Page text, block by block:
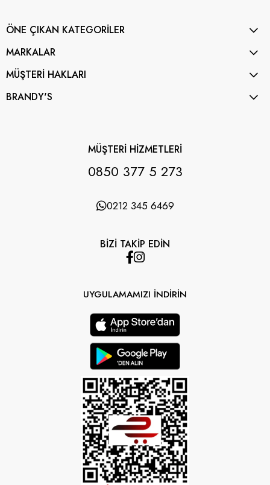
ÖNE ÇIKAN KATEGORİLER
MARKALAR
MÜŞTERİ HAKLARI
BRANDY'S
MÜŞTERİ HİZMETLERİ
0850 377 5 273
0212 345 6469
BİZİ TAKİP EDİN
UYGULAMAMIZI İNDİRİN